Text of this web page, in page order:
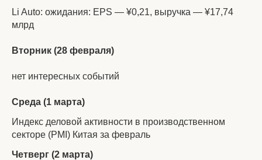
Li Auto: ожидания: EPS — ¥0,21, выручка — ¥17,74
млрд
Вторник (28 февраля)
нет интересных событий
Среда (1 марта)
Индекс деловой активности в производственном
секторе (PMI) Китая за февраль
Четверг (2 марта)